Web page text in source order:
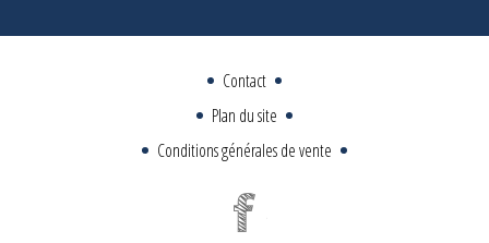
Contact
Plan du site
Conditions générales de vente